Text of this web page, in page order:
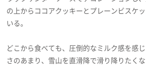
の上からココアクッキーとプレーンビスケ
いる。
どこから食べても、圧倒的なミルク感を感
さのあまり、雪山を直滑降で滑り降りたく